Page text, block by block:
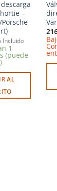
–
Incluido
1
(puede
AL